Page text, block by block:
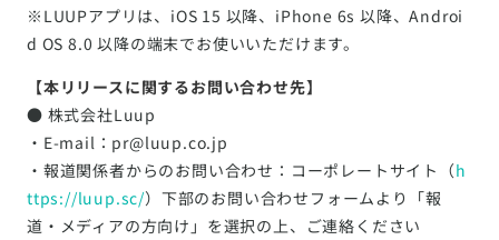
※LUUPアプリは、iOS 15 以降、iPhone 6s 以降、Androi
d OS 8.0 以降の端末でお使いいただけます。
【本リリースに関するお問い合わせ先】
● 株式会社Luup
・E-mail：pr@luup.co.jp
・報道関係者からのお問い合わせ：コーポレートサイト（h
ttps://luup.sc/）下部のお問い合わせフォームより「報
道・メディアの方向け」を選択の上、ご連絡ください